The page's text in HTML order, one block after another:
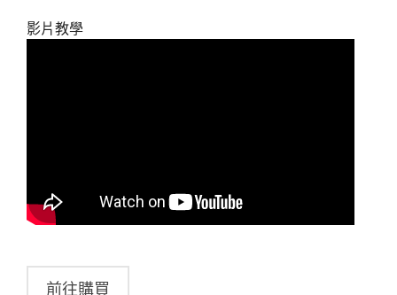
影片教學
前往購買